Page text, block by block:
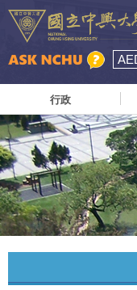
行政